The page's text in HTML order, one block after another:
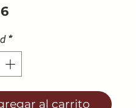
Precio
*
al carrito